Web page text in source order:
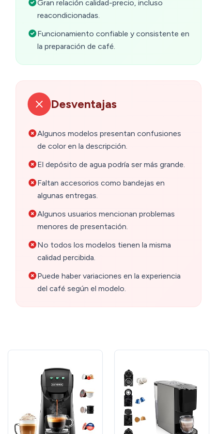
Gran relación calidad-precio, incluso
reacondicionadas.
Funcionamiento confiable y consistente en
la preparación de café.
Desventajas
Algunos modelos presentan confusiones
de color en la descripción.
El depósito de agua podría ser más grande.
Faltan accesorios como bandejas en
algunas entregas.
Algunos usuarios mencionan problemas
menores de presentación.
No todos los modelos tienen la misma
calidad percibida.
Puede haber variaciones en la experiencia
del café según el modelo.